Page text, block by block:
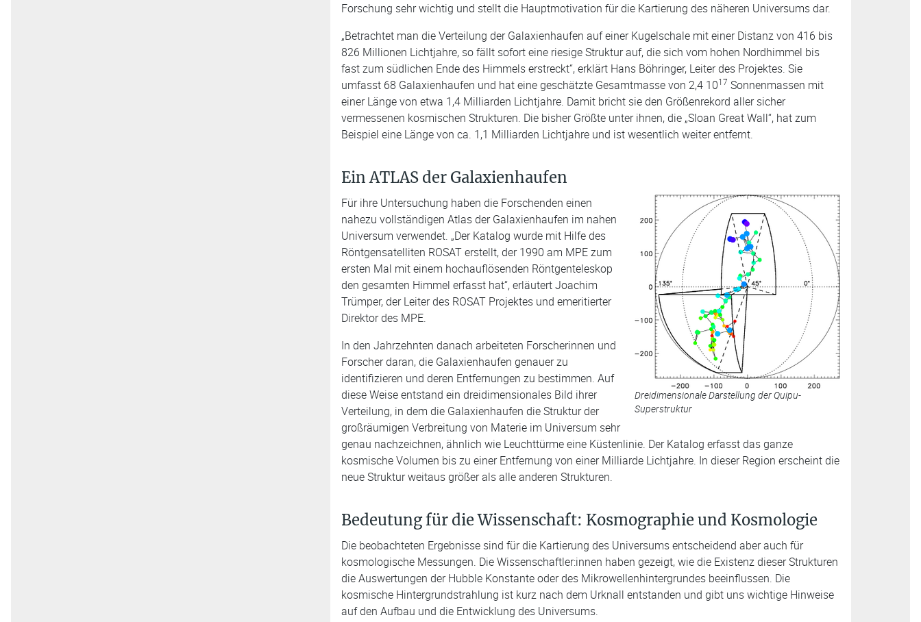
Forschung sehr wichtig und stellt die Hauptmotivation für die Kartierung des näheren Universums dar.
„Betrachtet man die Verteilung der Galaxienhaufen auf einer Kugelschale mit einer Distanz von 416 bis
826 Millionen Lichtjahre, so fällt sofort eine riesige Struktur auf, die sich vom hohen Nordhimmel bis
fast zum südlichen Ende des Himmels erstreckt“, erklärt Hans Böhringer, Leiter des Projektes. Sie
umfasst 68 Galaxienhaufen und hat eine geschätzte Gesamtmasse von 2,4 1017 Sonnenmassen mit
einer Länge von etwa 1,4 Milliarden Lichtjahre. Damit bricht sie den Größenrekord aller sicher
vermessenen kosmischen Strukturen. Die bisher Größte unter ihnen, die „Sloan Great Wall“, hat zum
Beispiel eine Länge von ca. 1,1 Milliarden Lichtjahre und ist wesentlich weiter entfernt.
Ein ATLAS der Galaxienhaufen
Dreidimensionale Darstellung der Quipu-
Superstruktur
Für ihre Untersuchung haben die Forschenden einen
nahezu vollständigen Atlas der Galaxienhaufen im nahen
Universum verwendet. „Der Katalog wurde mit Hilfe des
Röntgensatelliten ROSAT erstellt, der 1990 am MPE zum
ersten Mal mit einem hochauflösenden Röntgenteleskop
den gesamten Himmel erfasst hat“, erläutert Joachim
Trümper, der Leiter des ROSAT Projektes und emeritierter
Direktor des MPE.
In den Jahrzehnten danach arbeiteten Forscherinnen und
Forscher daran, die Galaxienhaufen genauer zu
identifizieren und deren Entfernungen zu bestimmen. Auf
diese Weise entstand ein dreidimensionales Bild ihrer
Verteilung, in dem die Galaxienhaufen die Struktur der
großräumigen Verbreitung von Materie im Universum sehr
genau nachzeichnen, ähnlich wie Leuchttürme eine Küstenlinie. Der Katalog erfasst das ganze
kosmische Volumen bis zu einer Entfernung von einer Milliarde Lichtjahre. In dieser Region erscheint die
neue Struktur weitaus größer als alle anderen Strukturen.
Bedeutung für die Wissenschaft: Kosmographie und Kosmologie
Die beobachteten Ergebnisse sind für die Kartierung des Universums entscheidend aber auch für
kosmologische Messungen. Die Wissenschaftler:innen haben gezeigt, wie die Existenz dieser Strukturen
die Auswertungen der Hubble Konstante oder des Mikrowellenhintergrundes beeinflussen. Die
kosmische Hintergrundstrahlung ist kurz nach dem Urknall entstanden und gibt uns wichtige Hinweise
auf den Aufbau und die Entwicklung des Universums.